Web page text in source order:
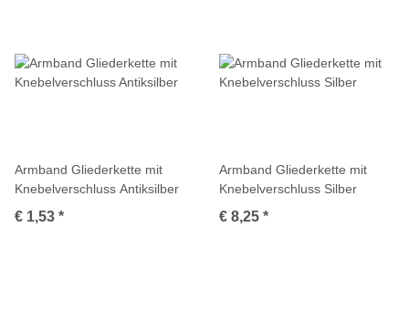
Armband Gliederkette mit
Knebelverschluss Antiksilber
€ 1,53 *
Armband Gliederkette mit
Knebelverschluss Silber
€ 8,25 *